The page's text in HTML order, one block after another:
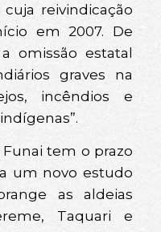
reivindicação
em 2007. De
omissão estatal
graves na
incêndios e
tem o prazo
um novo estudo
as aldeias
Taquari e